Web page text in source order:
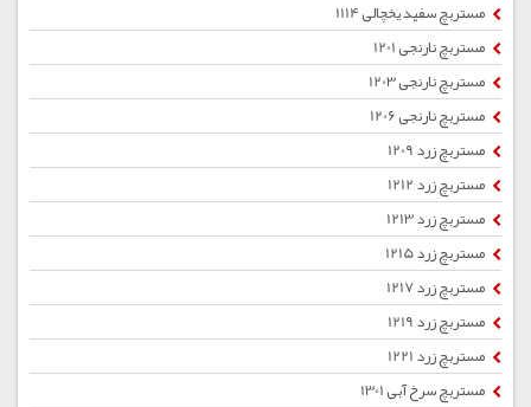
مستربچ سفید یخچالی 1114
مستربچ نارنجی 1201
مستربچ نارنجی 1203
مستربچ نارنجی 1206
مستربچ زرد 1209
مستربچ زرد 1212
مستربچ زرد 1213
مستربچ زرد 1215
مستربچ زرد 1217
مستربچ زرد 1219
مستربچ زرد 1221
مستربچ سرخ آبی 1301